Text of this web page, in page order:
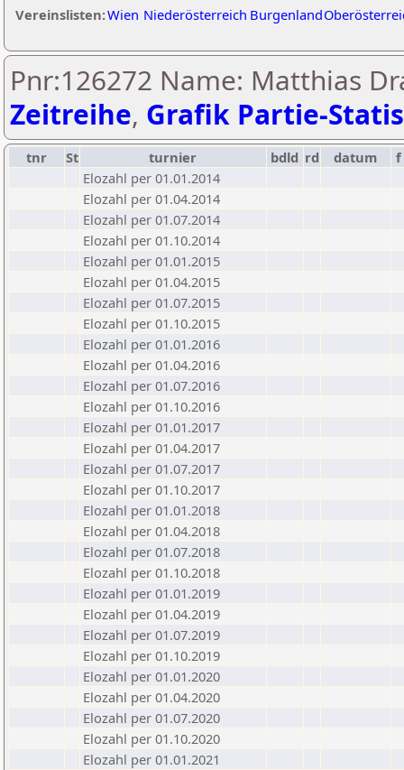
Vereinslisten:Wien Niederösterreich Burgenland
Pnr:126272 Name: Matthias
Zeitreihe, Grafik Partie-
tnr St turnier bdld rd datum
f
Elozahl per 01.01.2014
Elozahl per 01.04.2014
Elozahl per 01.07.2014
Elozahl per 01.10.2014
Elozahl per 01.01.2015
Elozahl per 01.04.2015
Elozahl per 01.07.2015
Elozahl per 01.10.2015
Elozahl per 01.01.2016
Elozahl per 01.04.2016
Elozahl per 01.07.2016
Elozahl per 01.10.2016
Elozahl per 01.01.2017
Elozahl per 01.04.2017
Elozahl per 01.07.2017
Elozahl per 01.10.2017
Elozahl per 01.01.2018
Elozahl per 01.04.2018
Elozahl per 01.07.2018
Elozahl per 01.10.2018
Elozahl per 01.01.2019
Elozahl per 01.04.2019
Elozahl per 01.07.2019
Elozahl per 01.10.2019
Elozahl per 01.01.2020
Elozahl per 01.04.2020
Elozahl per 01.07.2020
Elozahl per 01.10.2020
Elozahl per 01.01.2021